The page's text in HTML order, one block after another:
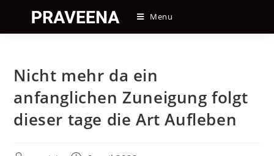
content
Menu
Nicht mehr da ein
anfanglichen Zuneigung folgt
dieser tage die Art Aufleben